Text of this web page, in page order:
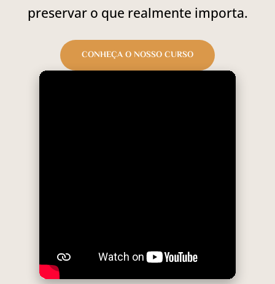
preservar o que realmente importa.
CONHEÇA O NOSSO CURSO